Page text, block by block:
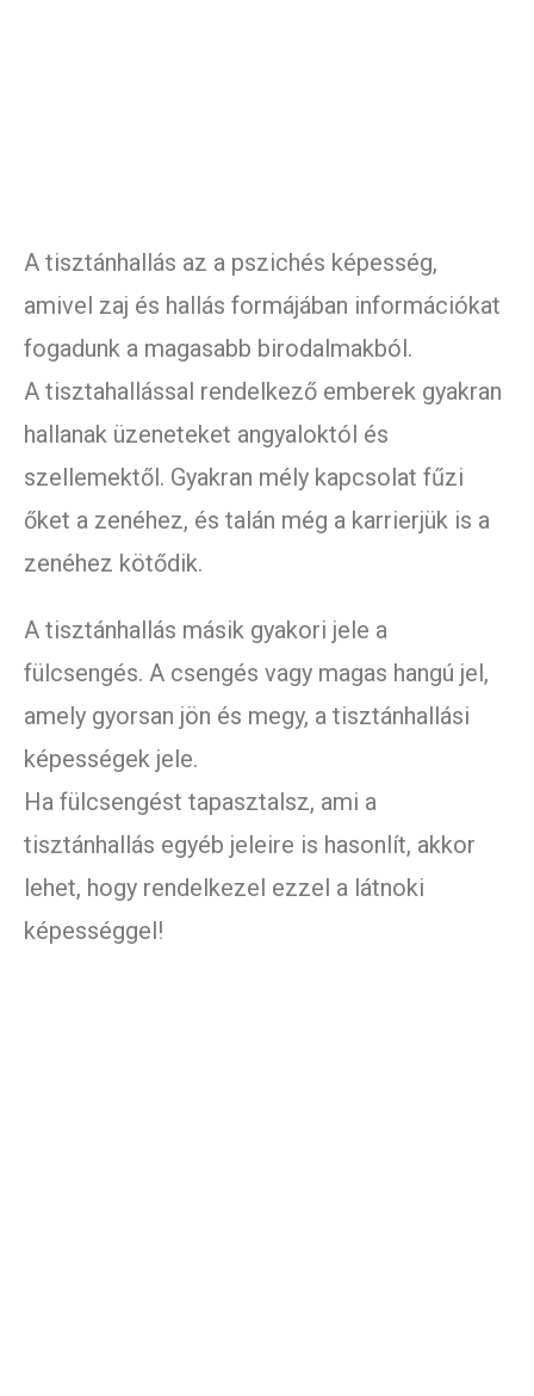
A tisztánhallás az a pszichés képesség,
amivel zaj és hallás formájában információkat
fogadunk a magasabb birodalmakból.
A tisztahallással rendelkező emberek gyakran
hallanak üzeneteket angyaloktól és
szellemektől. Gyakran mély kapcsolat fűzi
őket a zenéhez, és talán még a karrierjük is a
zenéhez kötődik.
A tisztánhallás másik gyakori jele a
fülcsengés. A csengés vagy magas hangú jel,
amely gyorsan jön és megy, a tisztánhallási
képességek jele.
Ha fülcsengést tapasztalsz, ami a
tisztánhallás egyéb jeleire is hasonlít, akkor
lehet, hogy rendelkezel ezzel a látnoki
képességgel!